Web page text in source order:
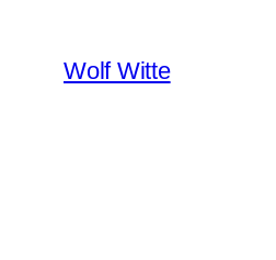
Inhalt
springen
Wolf Witte